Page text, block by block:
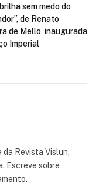
sem medo do
de Renato
de Mello, inaugurada
Imperial
Revista Vislun,
Escreve sobre